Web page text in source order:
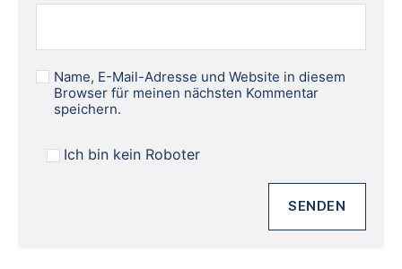
Name, E-Mail-Adresse und Website in diesem
Browser für meinen nächsten Kommentar
speichern.
Ich bin kein Roboter